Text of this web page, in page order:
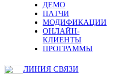
ДЕМО
ПАТЧИ
МОДИФИКАЦИИ
ОНЛАЙН-
КЛИЕНТЫ
ПРОГРАММЫ
ЛИНИЯ СВЯЗИ